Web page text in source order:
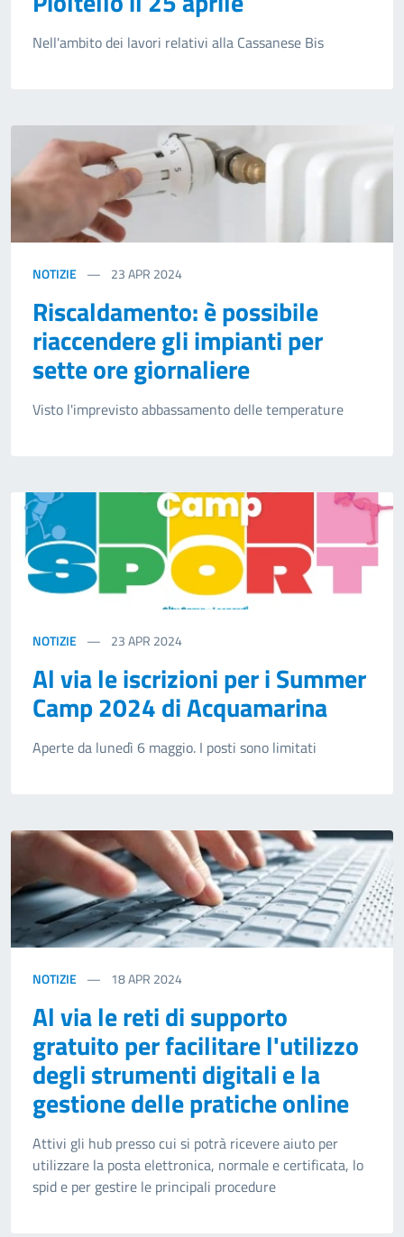
Nell'ambito dei lavori relativi alla Cassanese Bis
NOTIZIE 23APR 2024
Riscaldamento: è possibile
riaccendere gli impianti per
sette ore giornaliere
Visto l'imprevisto abbassamento delle temperature
NOTIZIE 23APR 2024
Al via le iscrizioni per i Summer
Camp 2024 di Acquamarina
Aperte da lunedì 6 maggio. I posti sono limitati
NOTIZIE 18APR 2024
Al via le reti di supporto
gratuito per facilitare l'utilizzo
degli strumenti digitali e la
gestione delle pratiche online
Attivi gli hub presso cui si potrà ricevere aiuto per
utilizzare la posta elettronica, normale e certificata, lo
spid e per gestire le principali procedure